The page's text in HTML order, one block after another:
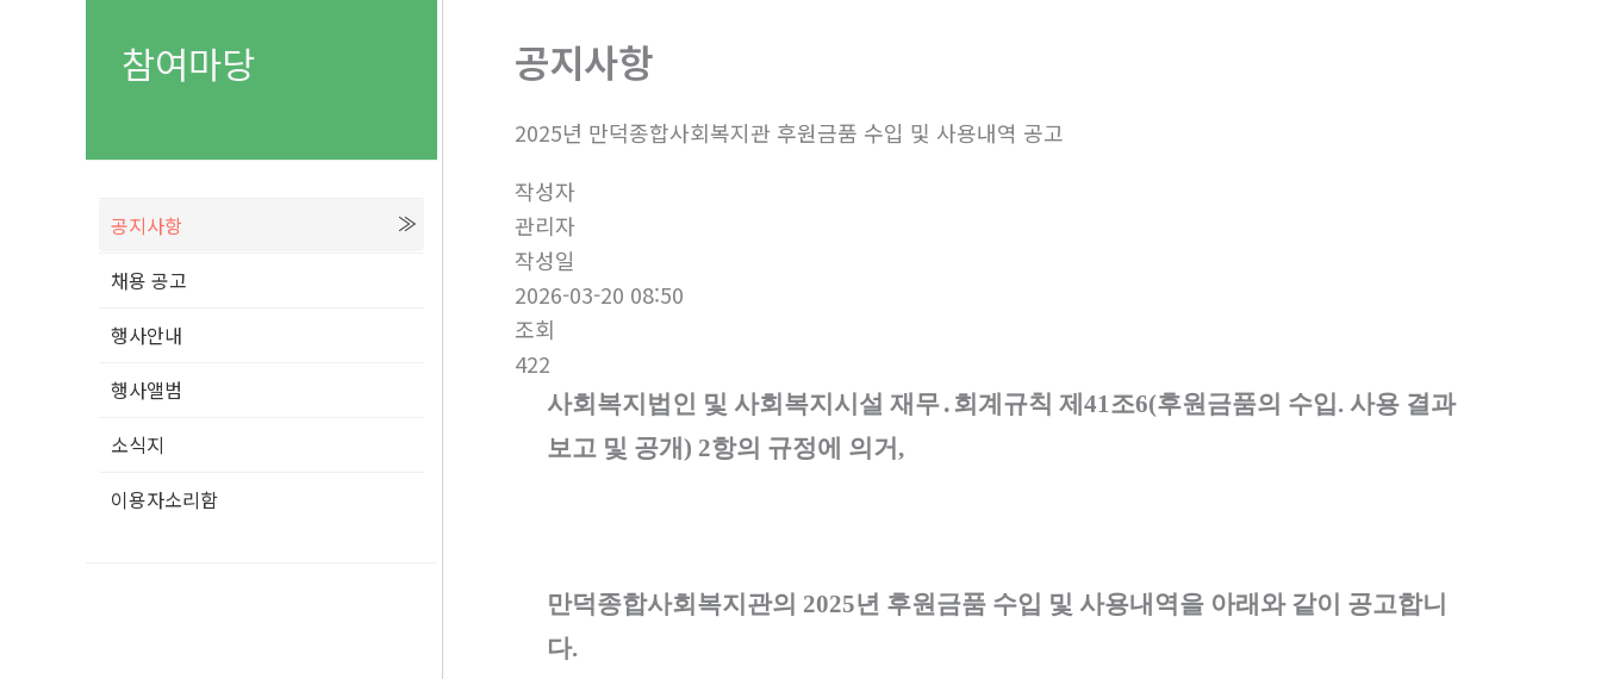
참여마당
공지사항
채용 공고
행사안내
행사앨범
소식지
이용자소리함
공지사항
2025년 만덕종합사회복지관 후원금품 수입 및 사용내역 공고
작성자
관리자
작성일
2026-03-20 08:50
조회
422
사회복지법인 및 사회복지시설 재무․회계규칙 제 41 조6(후원금품의 수입 . 사용 결과
보고 및 공개) 2항의 규정에 의거 ,
만덕종합사회복지관의 2025년 후원금품 수입 및 사용내역을 아래와 같이 공고합니
다.